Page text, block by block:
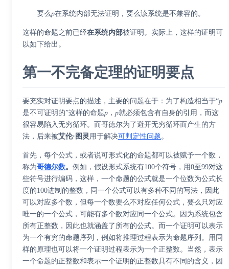
要么𝑝在系统内部无法证明，要么该系统是不兼容的。
这样的命题之前已经在系统内部被证明。实际上，这样的证明可
以如下给出。
第一不完备定理的证明要点
要充实对证明要点的描述，主要的问题在于：为了构造相当于“𝑝
是不可证明的”这样的命题𝑝，𝑝就必须包含有自身的引用，而这
很容易陷入无穷循环。而哥德尔为了避开无穷循环而产生的方
法，后来被艾伦·图灵 用于解决可判定性问题 。
首先，每个公式，或者说可形式化的命题都可以被赋予一个数，
称为哥德尔数。 例如，假设形式系统有100个符号，用0至99对这
些符号进行编码，这样，一个命题的公式就是一个位数为公式长
度的100进制的整数，同一个公式可以有多种不同的写法，因此
可以对应多个数，但每一个数要么不对应任何公式，要么只对应
唯一的一个公式，可能有多个数对应同一个公式。因为系统包含
所有正整数，因此也就涵盖了所有的公式。而一个证明可以表示
为一个有穷的命题序列，例如将推理过程表示为命题序列。用同
样的原理也可以将一个证明过程表示为一个正整数。当然，表示
一个命题的正整数和表示一个证明的正整数具有不同的含义，因